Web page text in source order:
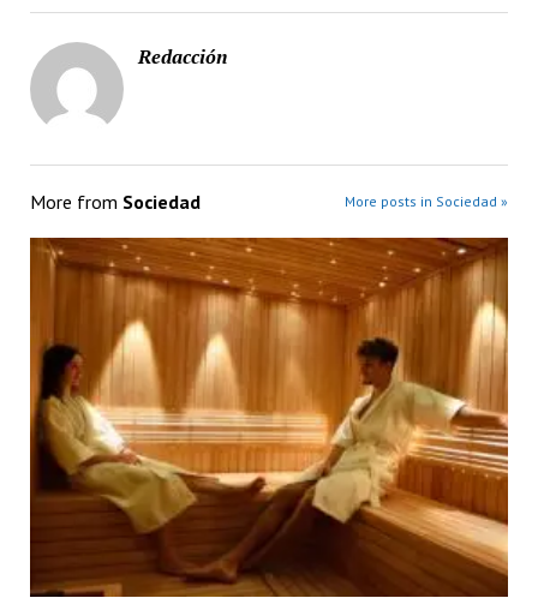
Redacción
More from Sociedad More posts in Sociedad »